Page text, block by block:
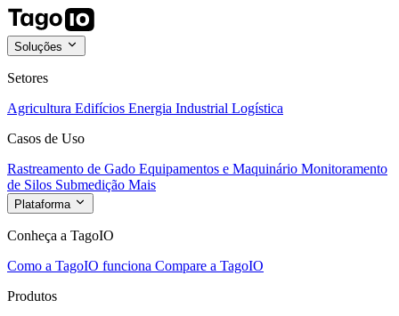
Soluções
Setores
Agricultura Edifícios Energia Industrial Logística
Casos de Uso
Rastreamento de Gado Equipamentos e Maquinário Monitoramento
de Silos Submedição Mais
Plataforma
Conheça a TagoIO
Como a TagoIO funciona Compare a TagoIO
Produtos